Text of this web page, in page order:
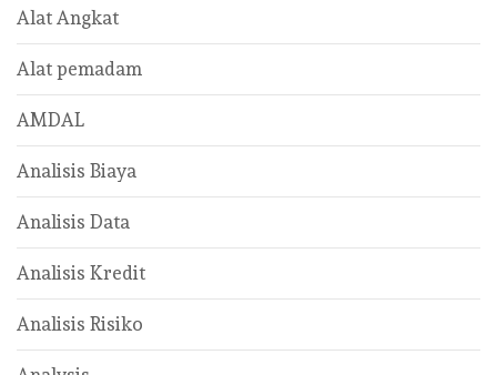
Alat Angkat
Alat pemadam
AMDAL
Analisis Biaya
Analisis Data
Analisis Kredit
Analisis Risiko